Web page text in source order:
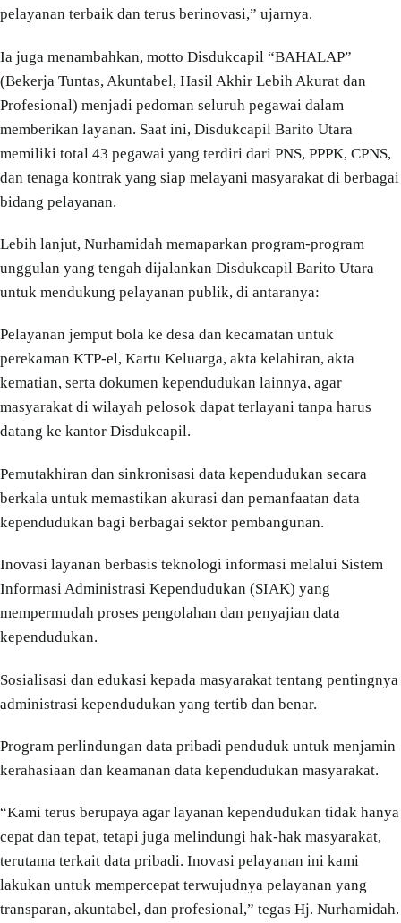
pelayanan terbaik dan terus berinovasi,” ujarnya.
Ia juga menambahkan, motto Disdukcapil “BAHALAP”
(Bekerja Tuntas, Akuntabel, Hasil Akhir Lebih Akurat dan
Profesional) menjadi pedoman seluruh pegawai dalam
memberikan layanan. Saat ini, Disdukcapil Barito Utara
memiliki total 43 pegawai yang terdiri dari PNS, PPPK, CPNS,
dan tenaga kontrak yang siap melayani masyarakat di berbagai
bidang pelayanan.
Lebih lanjut, Nurhamidah memaparkan program-program
unggulan yang tengah dijalankan Disdukcapil Barito Utara
untuk mendukung pelayanan publik, di antaranya:
Pelayanan jemput bola ke desa dan kecamatan untuk
perekaman KTP-el, Kartu Keluarga, akta kelahiran, akta
kematian, serta dokumen kependudukan lainnya, agar
masyarakat di wilayah pelosok dapat terlayani tanpa harus
datang ke kantor Disdukcapil.
Pemutakhiran dan sinkronisasi data kependudukan secara
berkala untuk memastikan akurasi dan pemanfaatan data
kependudukan bagi berbagai sektor pembangunan.
Inovasi layanan berbasis teknologi informasi melalui Sistem
Informasi Administrasi Kependudukan (SIAK) yang
mempermudah proses pengolahan dan penyajian data
kependudukan.
Sosialisasi dan edukasi kepada masyarakat tentang pentingnya
administrasi kependudukan yang tertib dan benar.
Program perlindungan data pribadi penduduk untuk menjamin
kerahasiaan dan keamanan data kependudukan masyarakat.
“Kami terus berupaya agar layanan kependudukan tidak hanya
cepat dan tepat, tetapi juga melindungi hak-hak masyarakat,
terutama terkait data pribadi. Inovasi pelayanan ini kami
lakukan untuk mempercepat terwujudnya pelayanan yang
transparan, akuntabel, dan profesional,” tegas Hj. Nurhamidah.